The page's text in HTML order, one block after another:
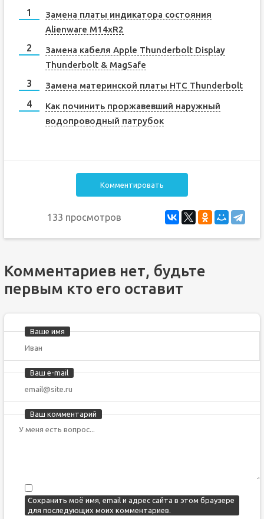
Замена платы индикатора состояния
Alienware M14xR2
Замена кабеля Apple Thunderbolt Display
Thunderbolt & MagSafe
Замена материнской платы HTC Thunderbolt
Как починить проржавевший наружный
водопроводный патрубок
Комментировать
133 просмотров
Комментариев нет, будьте
первым кто его оставит
Ваше имя
Ваш e-mail
Ваш комментарий
Сохранить моё имя, email и адрес сайта в этом браузере
для последующих моих комментариев.